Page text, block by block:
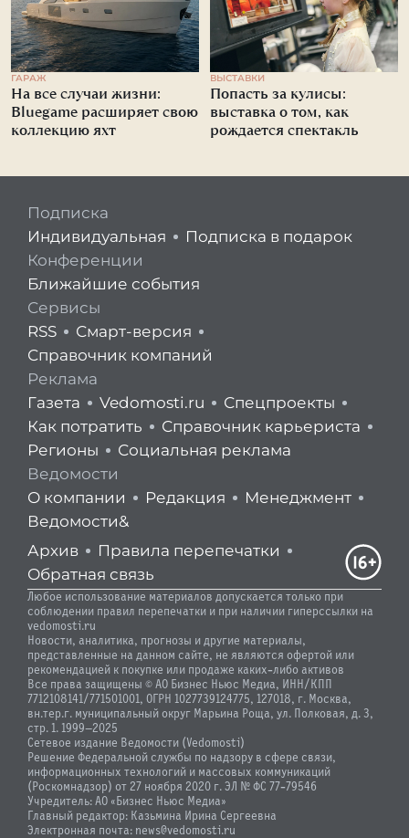
ГАРАЖ
На все случаи жизни:
Bluegame расширяет свою
коллекцию яхт
ВЫСТАВКИ
Попасть за кулисы:
выставка о том, как
рождается спектакль
Подписка
Индивидуальная
Подписка в подарок
Конференции
Ближайшие события
Сервисы
RSS
Смарт-версия
Справочник компаний
Реклама
Газета
Vedomosti.ru
Спецпроекты
Как потратить
Справочник карьериста
Регионы
Социальная реклама
Ведомости
О компании
Редакция
Менеджмент
Ведомости&
Архив
Правила перепечатки
Обратная связь
Любое использование материалов допускается только при
соблюдении правил перепечатки и при наличии гиперссылки на
vedomosti.ru
Новости, аналитика, прогнозы и другие материалы,
представленные на данном сайте, не являются офертой или
рекомендацией к покупке или продаже каких-либо активов
Все права защищены © АО Бизнес Ньюс Медиа, ИНН/КПП
7712108141/771501001, ОГРН 1027739124775, 127018, г. Москва,
вн.тер.г. муниципальный округ Марьина Роща, ул. Полковая, д. 3,
стр. 1. 1999—2025
Сетевое издание Ведомости (Vedomosti)
Решение Федеральной службы по надзору в сфере связи,
информационных технологий и массовых коммуникаций
(Роскомнадзор) от 27 ноября 2020 г. ЭЛ № ФС 77-79546
Учредитель: АО «Бизнес Ньюс Медиа»
Главный редактор: Казьмина Ирина Сергеевна
Электронная почта: news@vedomosti.ru